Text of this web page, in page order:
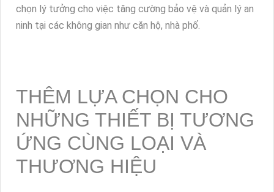
chọn lý tưởng cho việc tăng cường bảo vệ và quản lý an
ninh tại các không gian như căn hộ, nhà phố.
THÊM LỰA CHỌN CHO
NHỮNG THIẾT BỊ TƯƠNG
ỨNG CÙNG LOẠI VÀ
THƯƠNG HIỆU